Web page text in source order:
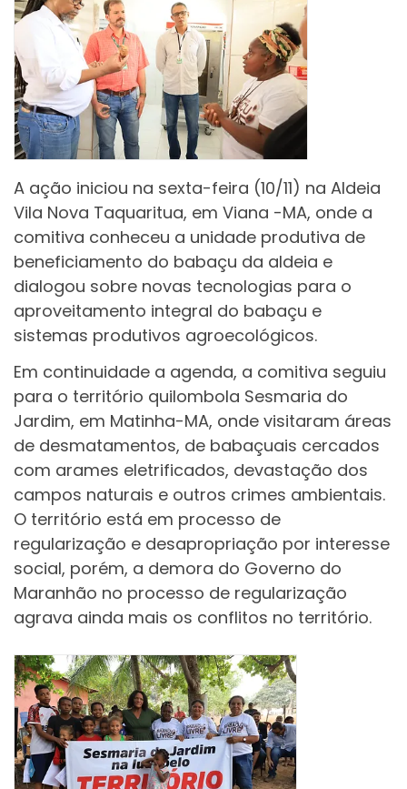
A ação iniciou na sexta-feira (10/11) na Aldeia
Vila Nova Taquaritua, em Viana -MA, onde a
comitiva conheceu a unidade produtiva de
beneficiamento do babaçu da aldeia e
dialogou sobre novas tecnologias para o
aproveitamento integral do babaçu e
sistemas produtivos agroecológicos.
Em continuidade a agenda, a comitiva seguiu
para o território quilombola Sesmaria do
Jardim, em Matinha-MA, onde visitaram áreas
de desmatamentos, de babaçuais cercados
com arames eletrificados, devastação dos
campos naturais e outros crimes ambientais.
O território está em processo de
regularização e desapropriação por interesse
social, porém, a demora do Governo do
Maranhão no processo de regularização
agrava ainda mais os conflitos no território.